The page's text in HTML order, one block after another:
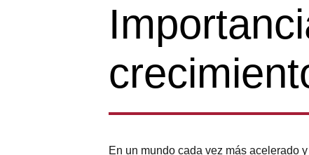
En un mundo cada vez más acelerado